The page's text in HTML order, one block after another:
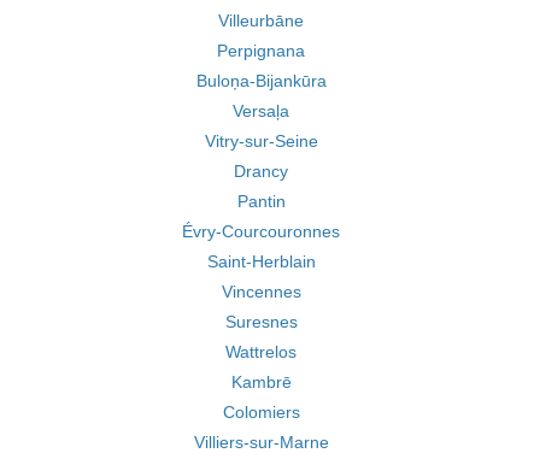
Villeurbāne
Perpignana
Buloņa-Bijankūra
Versaļa
Vitry-sur-Seine
Drancy
Pantin
Évry-Courcouronnes
Saint-Herblain
Vincennes
Suresnes
Wattrelos
Kambrē
Colomiers
Villiers-sur-Marne